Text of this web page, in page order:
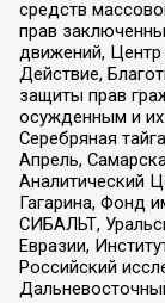
средств
прав
движений,
Действие,
защиты прав
осужденным и
Серебряная
Апрель,
Аналитический
Гагарина, Фонд
СИБАЛЬТ,
Евразии,
Российский